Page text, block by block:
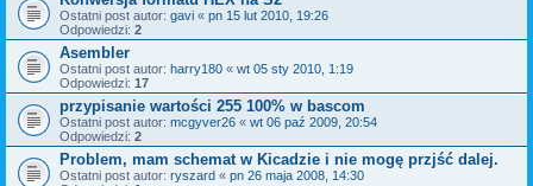
Ostatni post autor: gavi « pn 15 lut 2010, 19:26
Odpowiedzi: 2
Asembler
Ostatni post autor: harry180 « wt 05 sty 2010, 1:19
Odpowiedzi: 17
przypisanie wartości 255 100% w bascom
Ostatni post autor: mcgyver26 « wt 06 paź 2009, 20:54
Odpowiedzi: 2
Problem, mam schemat w Kicadzie i nie mogę przjść dalej.
Ostatni post autor: ryszard « pn 26 maja 2008, 14:30